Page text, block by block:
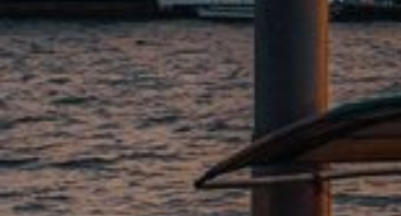
Trung
-
Miền
Trung
Tourism